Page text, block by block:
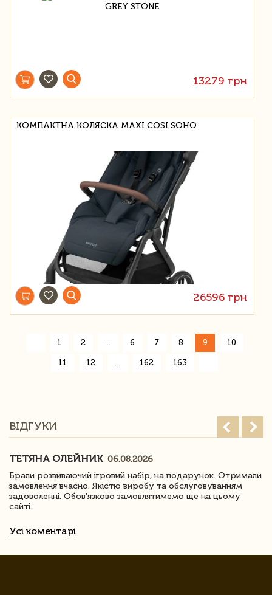
13279 грн
КОМПАКТНА КОЛЯСКА MAXI COSI SOHO
26596 грн
1 2 6 7 8 9 10
11 12 162 163
ВІДГУКИ
ТЕТЯНА ОЛЕЙНИК 06.08.2026
Брали розвиваючий ігровий набір, на подарунок. Отримали
замовлення вчасно. Якістю виробу та обслуговуванням
задоволенні. Обов'язково замовлятимемо ще на цьому
сайті.
Усі коментарі